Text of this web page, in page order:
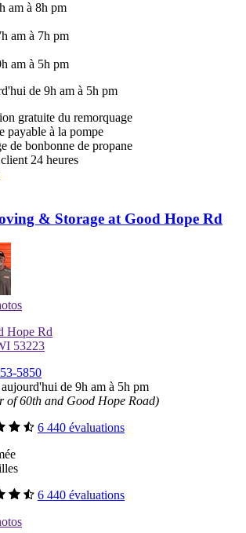
am à 8h pm
am à 7h pm
am à 5h pm
de 9h am à 5h pm
gratuite du remorquage
payable à la pompe
de bonbonne de propane
24 heures
& Storage at Good Hope Rd
Hope Rd
53223
5850
de 9h am à 5h pm
of 60th and Good Hope Road)
6 440 évaluations
6 440 évaluations